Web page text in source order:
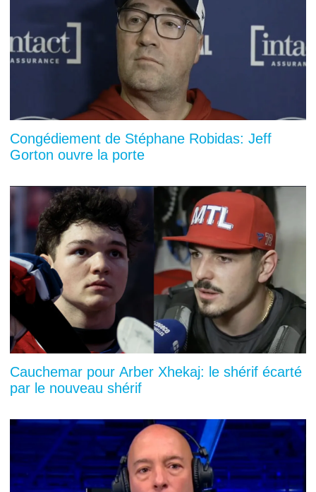
Congédiement de Stéphane Robidas: Jeff
Gorton ouvre la porte
Cauchemar pour Arber Xhekaj: le shérif écarté
par le nouveau shérif